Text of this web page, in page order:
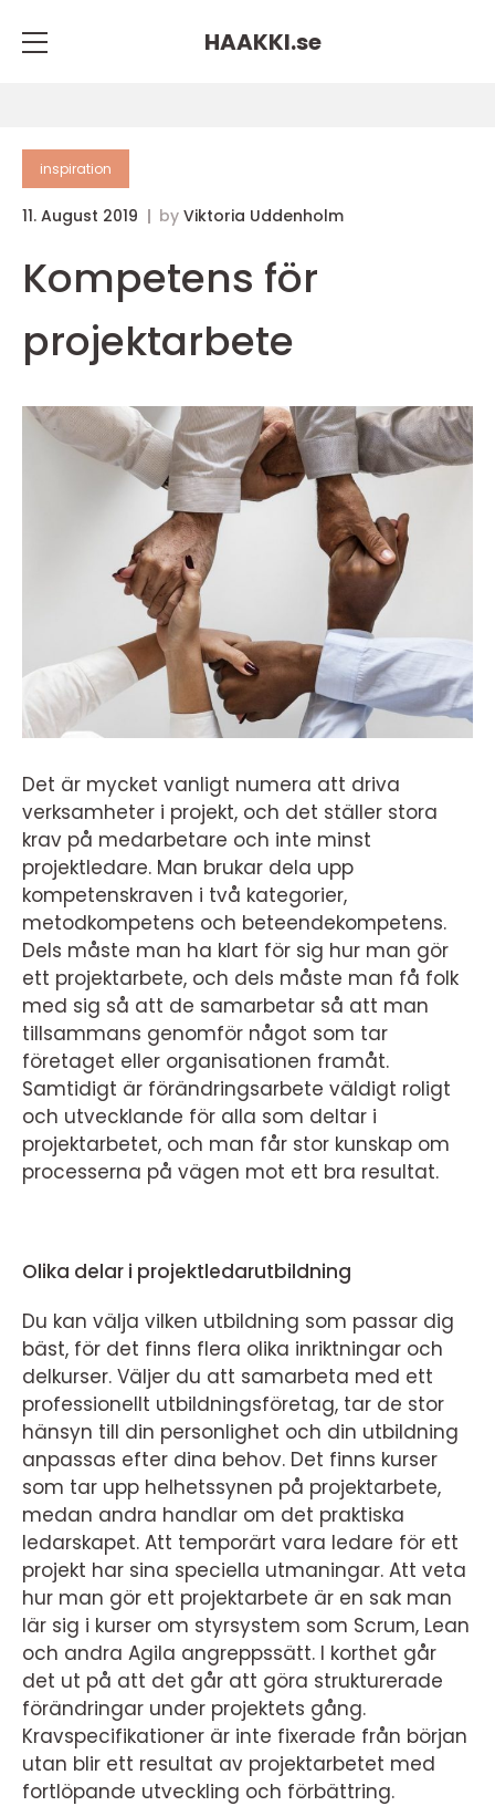
HAAKKI.se
inspiration
11. August 2019 by Viktoria Uddenholm
Kompetens för
projektarbete
Det är mycket vanligt numera att driva
verksamheter i projekt, och det ställer stora
krav på medarbetare och inte minst
projektledare. Man brukar dela upp
kompetenskraven i två kategorier,
metodkompetens och beteendekompetens.
Dels måste man ha klart för sig hur man gör
ett projektarbete, och dels måste man få folk
med sig så att de samarbetar så att man
tillsammans genomför något som tar
företaget eller organisationen framåt.
Samtidigt är förändringsarbete väldigt roligt
och utvecklande för alla som deltar i
projektarbetet, och man får stor kunskap om
processerna på vägen mot ett bra resultat.
Olika delar i projektledarutbildning
Du kan välja vilken utbildning som passar dig
bäst, för det finns flera olika inriktningar och
delkurser. Väljer du att samarbeta med ett
professionellt utbildningsföretag, tar de stor
hänsyn till din personlighet och din utbildning
anpassas efter dina behov. Det finns kurser
som tar upp helhetssynen på projektarbete,
medan andra handlar om det praktiska
ledarskapet. Att temporärt vara ledare för ett
projekt har sina speciella utmaningar. Att veta
hur man gör ett projektarbete är en sak man
lär sig i kurser om styrsystem som Scrum, Lean
och andra Agila angreppssätt. I korthet går
det ut på att det går att göra strukturerade
förändringar under projektets gång.
Kravspecifikationer är inte fixerade från början
utan blir ett resultat av projektarbetet med
fortlöpande utveckling och förbättring.